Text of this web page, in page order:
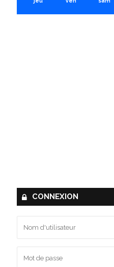
CONNEXION